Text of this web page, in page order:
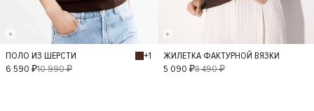
S M
ПОЛО ИЗ ШЕРСТИ
+1
6 590 ₽10 990 ₽ S L
ЖИЛЕТКА ФАКТУРНОЙ ВЯЗКИ
5 090 ₽8 490 ₽